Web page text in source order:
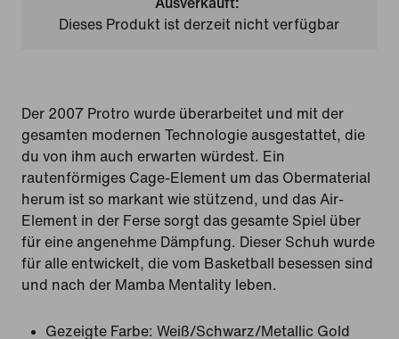
Ausverkauft:
Dieses Produkt ist derzeit nicht verfügbar
Der 2007 Protro wurde überarbeitet und mit der
gesamten modernen Technologie ausgestattet, die
du von ihm auch erwarten würdest. Ein
rautenförmiges Cage-Element um das Obermaterial
herum ist so markant wie stützend, und das Air-
Element in der Ferse sorgt das gesamte Spiel über
für eine angenehme Dämpfung. Dieser Schuh wurde
für alle entwickelt, die vom Basketball besessen sind
und nach der Mamba Mentality leben.
Gezeigte Farbe: Weiß/Schwarz/Metallic Gold